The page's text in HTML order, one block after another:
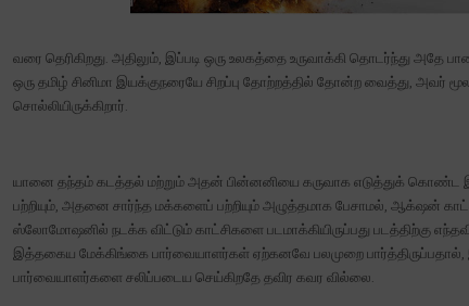
வரை தெரிகிறது. அதிலும், இப்படி ஒரு உலகத்தை உருவாக்கி தொடர்ந்து அதே
ஒரு தமிழ் சினிமா இயக்குநரையே சிறப்பு தோற்றத்தில் தோன்ற வைத்து, அவர்
சொல்லியிருக்கிறார்.
யானை தந்தம் கடத்தல் மற்றும் அதன் பின்னனியை கருவாக எடுத்துக் கொண்ட
பற்றியும், அதனை சார்ந்த மக்களைப் பற்றியும் அழுத்தமாக பேசாமல், ஆக்‌ஷன்
ஸ்லோமோஷனில் நடக்க விட்டும் காட்சிகளை படமாக்கியிருப்பது படத்திற்கு
இத்தகைய மேக்கிங்கை பார்வையாளர்கள் ஏற்கனவே பலமுறை
பார்வையாளர்களை சலிப்படைய செய்கிறதே தவிர கவர வில்லை.